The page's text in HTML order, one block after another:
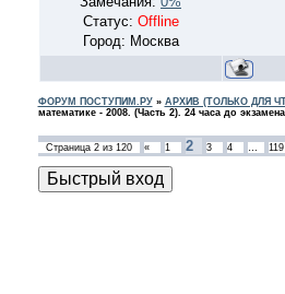
Статус: Offline
Город: Москва
ФОРУМ ПОСТУПИМ.РУ» АРХИВ (ТОЛЬКО ДЛЯ
математике - 2008. (Часть 2). 24 часа до экзамена
Страница 2из 120 « 1 2 3 4 … 119